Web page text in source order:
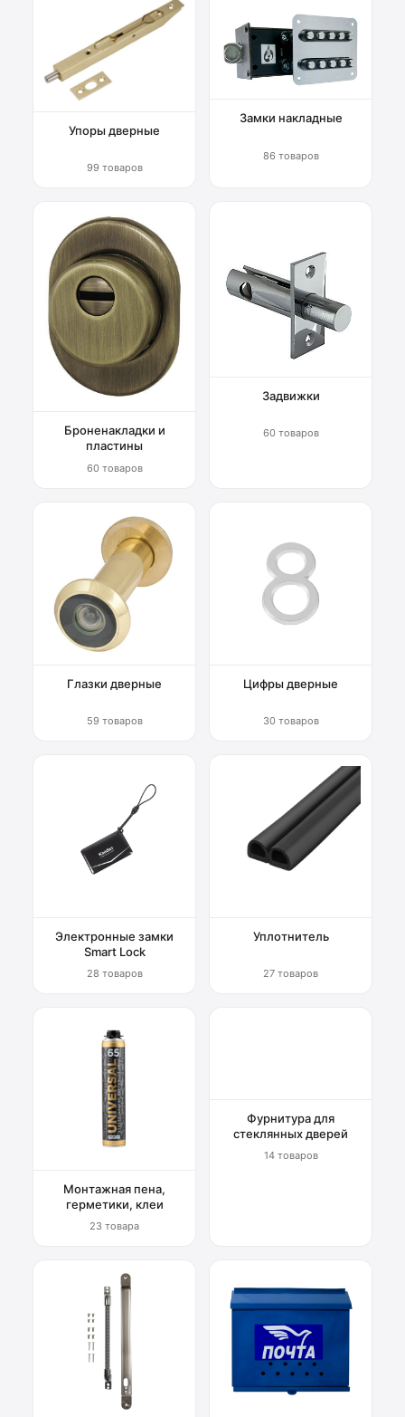
Упоры дверные
99 товаров
Замки накладные
86 товаров
Броненакладки и
пластины
60 товаров
Задвижки
60 товаров
Глазки дверные
59 товаров
Цифры дверные
30 товаров
Электронные замки
Smart Lock
28 товаров
Уплотнитель
27 товаров
Монтажная пена,
герметики, клеи
23 товара
Фурнитура для
стеклянных дверей
14 товаров